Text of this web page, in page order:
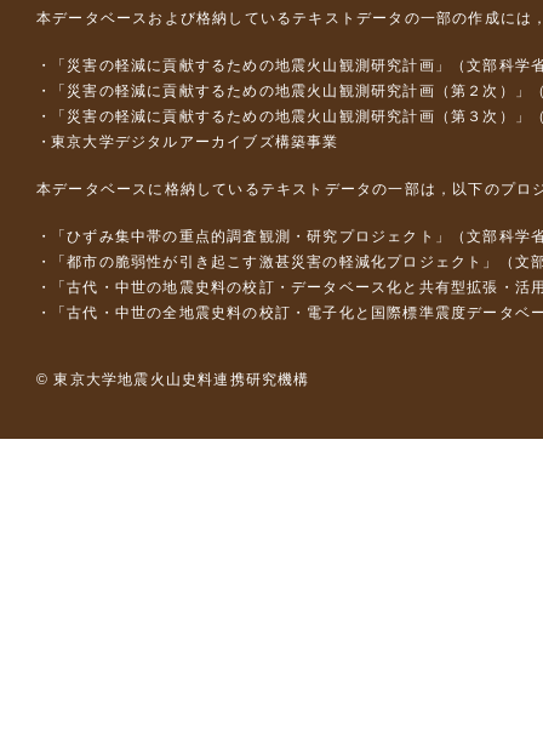
本データベースおよび格納しているテキストデータの一部の作成には
「災害の軽減に貢献するための地震火山観測研究計画」（文部科学
「災害の軽減に貢献するための地震火山観測研究計画（第２次）」
「災害の軽減に貢献するための地震火山観測研究計画（第３次）」
東京大学デジタルアーカイブズ構築事業
本データベースに格納しているテキストデータの一部は，以下のプロ
「ひずみ集中帯の重点的調査観測・研究プロジェクト」（文部科
「都市の脆弱性が引き起こす激甚災害の軽減化プロジェクト」（
「古代・中世の地震史料の校訂・データベース化と共有型拡張・
「古代・中世の全地震史料の校訂・電子化と国際標準震度データ
© 東京大学地震火山史料連携研究機構